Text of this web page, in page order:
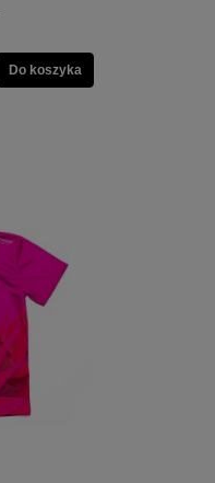
Do koszyka